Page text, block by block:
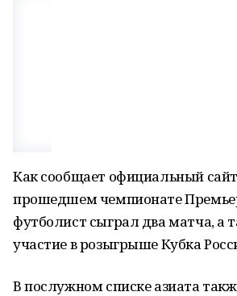
Как сообщает официальный
прошедшем чемпионате
футболист сыграл два матча, а
участие в розыгрыше Кубка
В послужном списке азиата